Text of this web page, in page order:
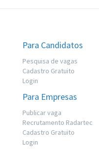
Para Candidatos
Pesquisa de vagas
Cadastro Gratuito
Login
Para Empresas
Publicar vaga
Recrutamento Radartec
Cadastro Gratuito
Login